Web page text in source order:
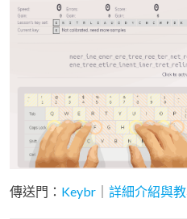
傳送門： Keybr 詳細介紹與